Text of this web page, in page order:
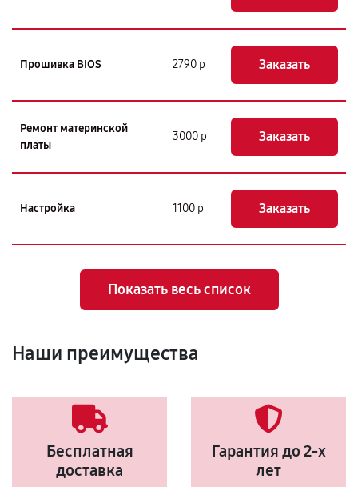
Прошивка BIOS 2790 р Заказать
Ремонт материнской
платы
3000 р Заказать
Настройка 1100 р Заказать
Показать весь список
Наши преимущества
Бесплатная
доставка
Гарантия до 2-х
лет